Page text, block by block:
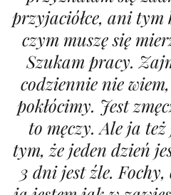
przyjaciółce, ani
czym muszę się
Szukam pracy.
codziennie nie
pokłócimy. Jest
to męczy. Ale ja
tym, że jeden dzień
3 dni jest źle.